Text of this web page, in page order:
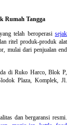
Rumah Tangga
telah beroperasisejak
ritel produk-produk alat
mulai dari penjualan end
di Ruko Harco, Blok P,
Plaza, Komplek, Jl.
dan bergaransi resmi.